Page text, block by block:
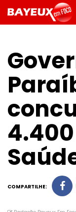
COMPARTILHE: